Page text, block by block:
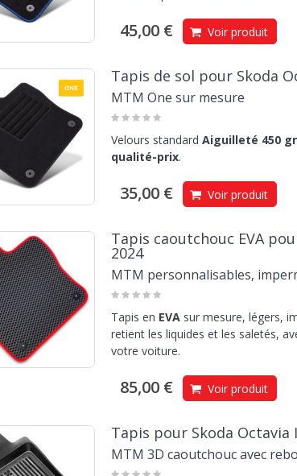
45,00 € Voir produit
Tapis de sol pour Skoda
MTM One sur mesure
Velours standard Aiguilleté 450
qualité-prix.
35,00 € Voir produit
Tapis caoutchouc EVA
2024
MTM personnalisables,
Tapis en EVAsur mesure, légers,
retient les liquides et les saletés,
votre voiture.
85,00 € Voir produit
Tapis pour Skoda Octavia
MTM 3D caoutchouc avec